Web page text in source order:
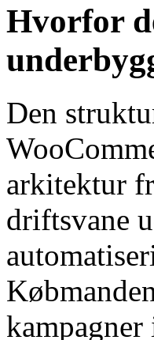
Hvorfor
Den
arkitektur
driftsvane